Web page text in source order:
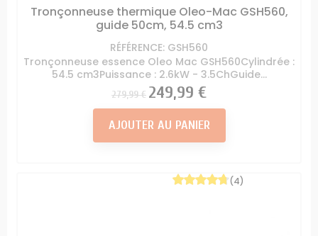
Tronçonneuse thermique Oleo-Mac GSH560,
guide 50cm, 54.5 cm3
RÉFÉRENCE: GSH560
Tronçonneuse essence Oleo Mac GSH560Cylindrée :
54.5 cm3Puissance : 2.6kW - 3.5ChGuide...
Prix
279,99 € Prix
249,99 €
AJOUTER AU PANIER
(4)